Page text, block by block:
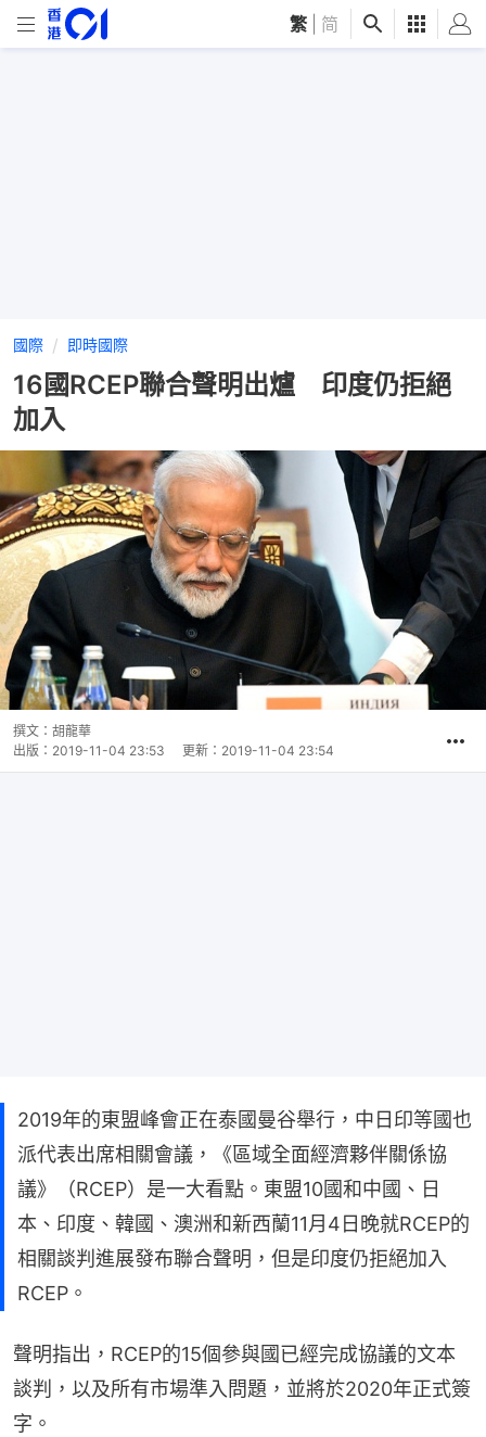
繁 简
國際 即時國際
16國RCEP聯合聲明出爐 印度仍拒絕
加入
撰文： 胡龍華
出版： 2019-11-04 23:53 更新： 2019-11-04 23:54
2019年的東盟峰會正在泰國曼谷舉行，中日印等國也
派代表出席相關會議，《區域全面經濟夥伴關係協
議》（RCEP）是一大看點。東盟10國和中國、日
本、印度、韓國、澳洲和新西蘭11月4日晚就RCEP的
相關談判進展發布聯合聲明，但是印度仍拒絕加入
RCEP。
聲明指出，RCEP的15個參與國已經完成協議的文本
談判，以及所有市場準入問題，並將於2020年正式簽
字。